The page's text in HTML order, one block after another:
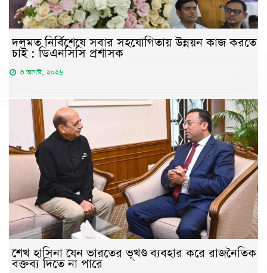
দলমত নির্বিশেষে সবার সহযোগিতায় উন্নয়ন কাজ করতে
চাই : ডিএনসিসি প্রশাসক
৩ আগস্ট, ২০২৬
শেখ হাসিনা যেন ভারতের ভূখণ্ড ব্যবহার করে রাজনৈতিক
বক্তব্য দিতে না পারে